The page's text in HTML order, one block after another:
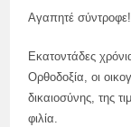
Αγαπητέ σύντροφε!
Εκατοντάδες
Ορθοδοξία, οι
δικαιοσύνης, της
φιλία.